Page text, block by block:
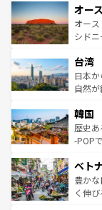
部のニ
文化
しみ
ならでは
情報は
ワイ島
島だ
おす
れる
人々
ク、
ワイを、存
はコ
オー
オー
シド
リア
ク）
ど、
いる。
ビン
い。
参照し
台湾
日本
自然
ン）、
と山
驚き
容にも
照し
韓国
歴史
-POP
き、地
でき
まで
ベト
豊か
く伸